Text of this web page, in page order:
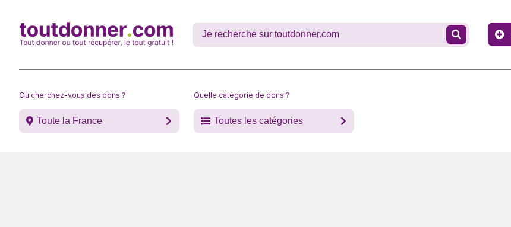
Où cherchez-vous des dons ?
Toute la France
Quelle catégorie de dons ?
Toutes les catégories